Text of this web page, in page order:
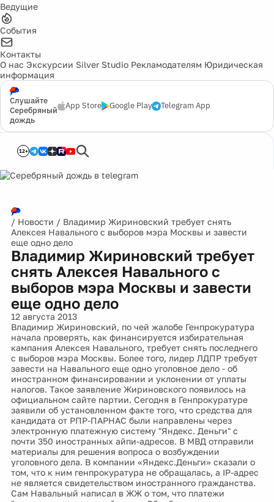
Ведущие
События
Контакты
О нас Экскурсии Silver Studio Рекламодателям Юридическая
информация
Слушайте
Серебряный
дождь
App Store Google Play Telegram App
12+
/ Новости / Владимир Жириновский требует снять
Алексея Навального с выборов мэра Москвы и завести
еще одно дело
Владимир Жириновский требует
снять Алексея Навального с
выборов мэра Москвы и завести
еще одно дело
12 августа 2013
Владимир Жириновский, по чей жалобе Генпрокуратура
начала проверять, как финансируется избирательная
кампания Алексея Навального, требует снять последнего
с выборов мэра Москвы. Более того, лидер ЛДПР требует
завести на Навального еще одно уголовное дело - об
иностранном финансировании и уклонении от уплаты
налогов. Такое заявление Жириновского появилось на
официальном сайте партии. Сегодня в Генпрокуратуре
заявили об установленном факте того, что средства для
кандидата от РПР-ПАРНАС были направлены через
электронную платежную систему "Яндекс. Деньги" с
почти 350 иностранных айпи-адресов. В МВД отправили
материалы для решения вопроса о возбуждении
уголовного дела. В компании «Яндекс.Деньги» сказали о
том, что к ним генпрокуратура не обращалась, а IP-адрес
не является свидетельством иностранного гражданства.
Сам Навальный написал в ЖЖ о том, что платежи